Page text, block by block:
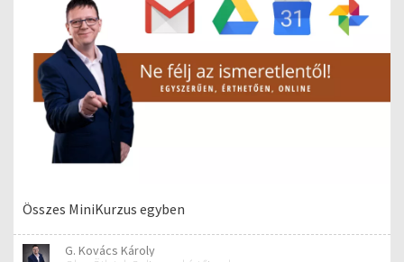
Összes MiniKurzus egyben
G. Kovács Károly